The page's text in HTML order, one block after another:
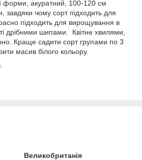
форми, акуратний, 100-120 см
завдяки чому сорт підходить для
підходить для вирощування в
дрібними шипами. Квітне хвилями,
Краще садити сорт групами по 3
масив білого кольору.
Великобританія